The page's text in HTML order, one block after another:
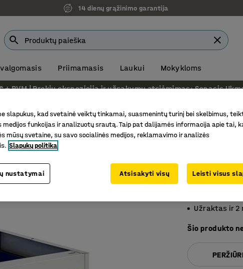
14 dienų grąžinimo garantija
Priimamasis Laukui Mokykloms
PVM | Prekių ekspozicija ir užsakymų atsiėmimas: Senasis
Įrankių
Po
Prekės kodas:
Tvirtinama
Lengvai
Užraktas ir
Šio produkto
slapukus, kad svetainė veiktų tinkamai, suasmenintų turinį bei skelbimus,
medijos funkcijas ir analizuotų srautą. Taip pat dalijamės informacija apie tai,
mūsų svetaine, su savo socialinės medijos, reklamavimo ir analizės
Slapukų politika
nustatymai Atsisakyti visų Leisti visus